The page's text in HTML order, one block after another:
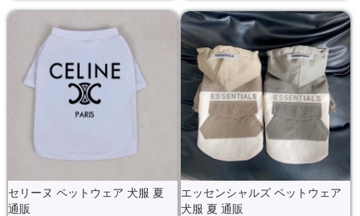
セリーヌ ペットウェア 犬服 夏
通販
エッセンシャルズ ペットウェア
犬服 夏 通販